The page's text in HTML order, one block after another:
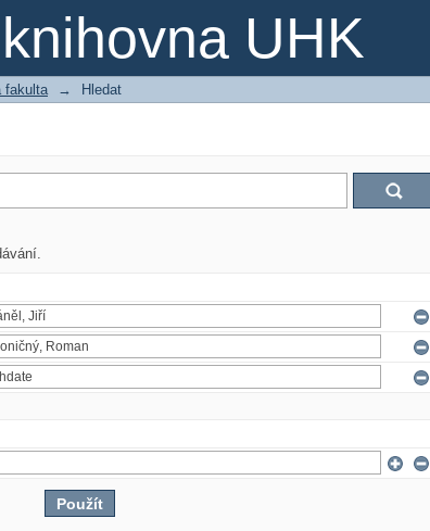
UHK
fakulta → Hledat